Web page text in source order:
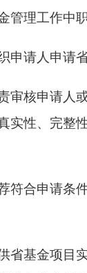
管理工作中
申请人申请
审核申请人
实性、完整
符合申请条
省基金项目